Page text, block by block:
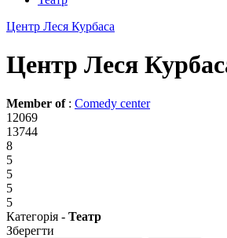
Центр Леся Курбаса
Центр Леся
Member of : Comedy center
12069
13744
8
5
5
5
5
Категорія - Театр
Зберегти